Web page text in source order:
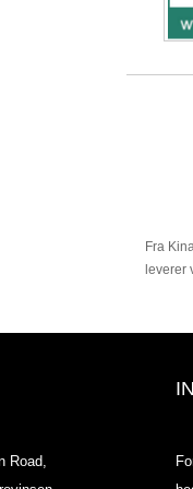
Fra
leverer
Road,